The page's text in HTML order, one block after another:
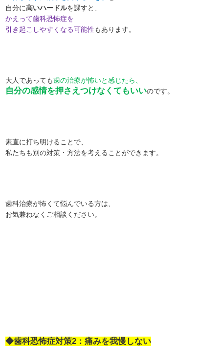
自分に高いハードルを課すと、
かえって歯科恐怖症を
引き起こしやすくなる可能性もあります。
大人であっても歯の治療が怖いと感じたら、
自分の感情を押さえつけなくてもいいのです。
素直に打ち明けることで、
私たちも別の対策・方法を考えることができます。
歯科治療が怖くて悩んでいる方は、
お気兼ねなくご相談ください。
◆歯科恐怖症対策2：痛みを我慢しない